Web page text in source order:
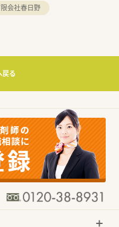
会社春日野
戻る